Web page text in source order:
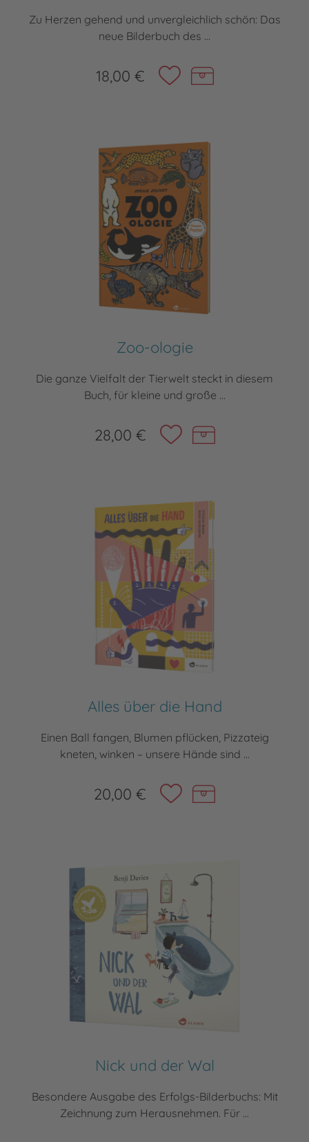
Zu Herzen gehend und unvergleichlich schön: Das
neue Bilderbuch des ...
18,00 €
Zoo-ologie
Die ganze Vielfalt der Tierwelt steckt in diesem
Buch, für kleine und große ...
28,00 €
Alles über die Hand
Einen Ball fangen, Blumen pflücken, Pizzateig
kneten, winken – unsere Hände sind ...
20,00 €
Nick und der Wal
Besondere Ausgabe des Erfolgs-Bilderbuchs: Mit
Zeichnung zum Herausnehmen. Für ...